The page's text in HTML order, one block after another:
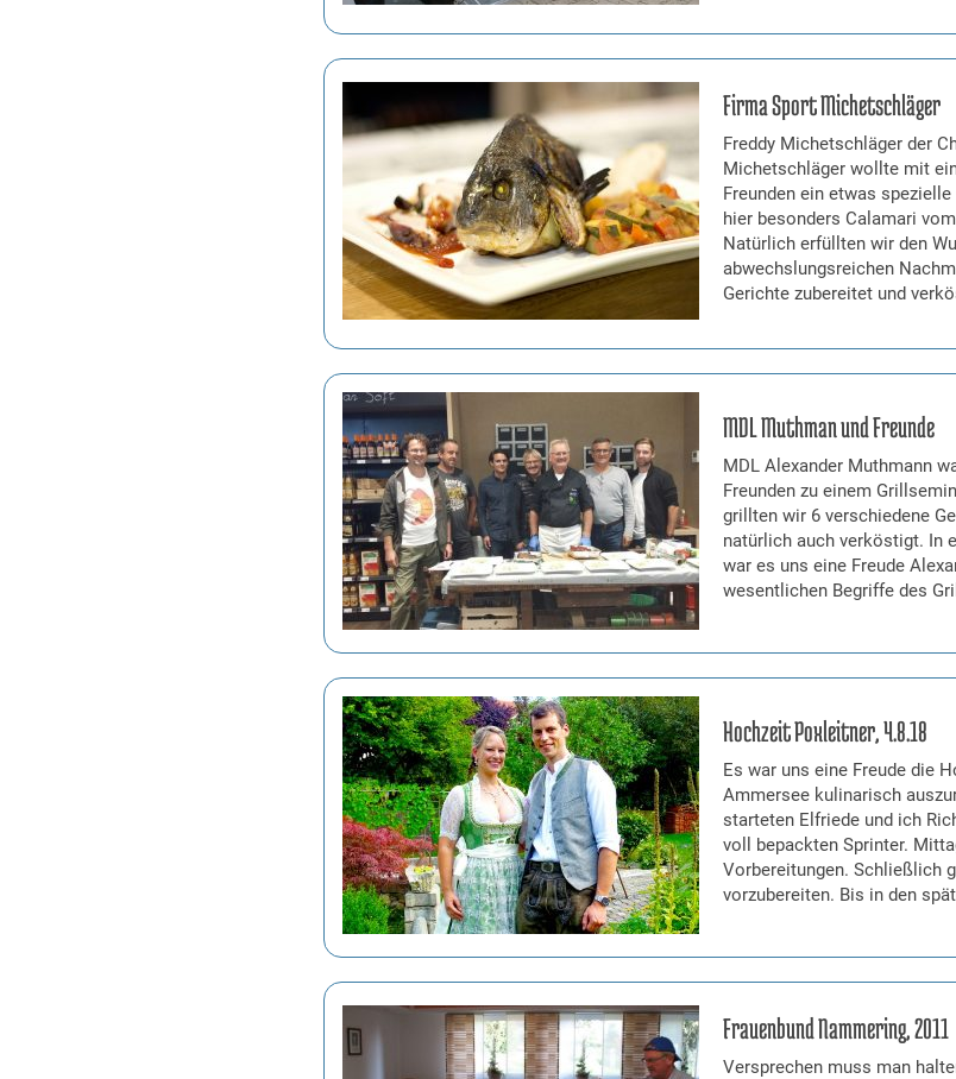
Firma Sport Michetschläger
Freddy Michetschläger der
Michetschläger wollte mit
Freunden ein etwas
hier besonders Calamari
Natürlich erfüllten wir den
abwechslungsreichen
Gerichte zubereitet und
MDL Muthman und Freunde
MDL Alexander Muthmann
Freunden zu einem
grillten wir 6 verschiedene
natürlich auch verköstigt. In
war es uns eine Freude
wesentlichen Begriffe des
Hochzeit Poxleitner, 4.8.18
Es war uns eine Freude die
Ammersee kulinarisch
starteten Elfriede und ich
voll bepackten Sprinter.
Vorbereitungen. Schließlich
vorzubereiten. Bis in den
Frauenbund Nammering, 2011
Versprechen muss man